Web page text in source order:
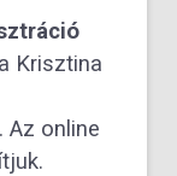
Krisztina
Az online